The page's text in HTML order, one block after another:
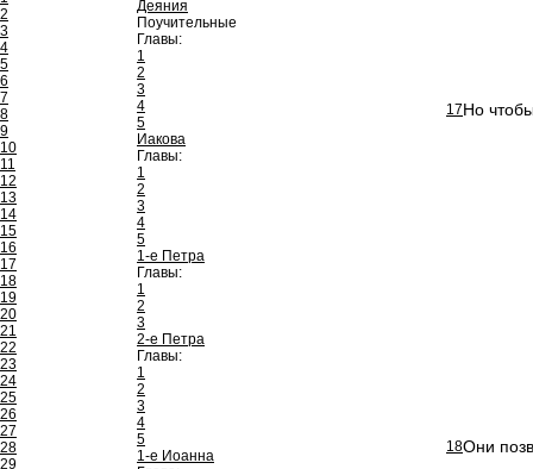
2
3
4
5
6
7
8
9
10
11
12
13
14
15
16
17
18
19
20
21
22
23
24
25
26
27
28
29
Деяния
Поучительные
Главы:
1
2
3
4
5
Иакова
Главы:
1
2
3
4
5
1-е Петра
Главы:
1
2
3
2-е Петра
Главы:
1
2
3
4
5
1-е Иоанна
17Но
18Они